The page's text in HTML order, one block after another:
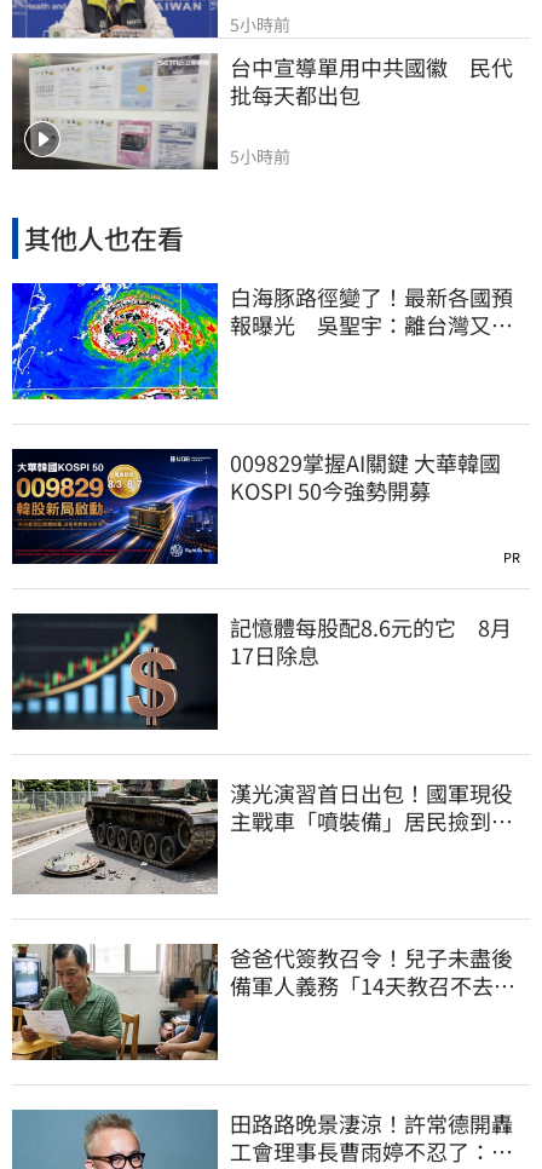
5小時前
台中宣導單用中共國徽　民代
批每天都出包
5小時前
其他人也在看
白海豚路徑變了！最新各國預
報曝光 吳聖宇：離台灣又更
009829掌握AI關鍵 大華韓國
KOSPI 50今強勢開募
PR
記憶體每股配8.6元的它 8月
17日除息
漢光演習首日出包！國軍現役
主戰車「噴裝備」居民撿到零
爸爸代簽教召令！兒子未盡後
備軍人義務「14天教召不去」
田路路晚景淒涼！許常德開轟
工會理事長曹雨婷不忍了：別